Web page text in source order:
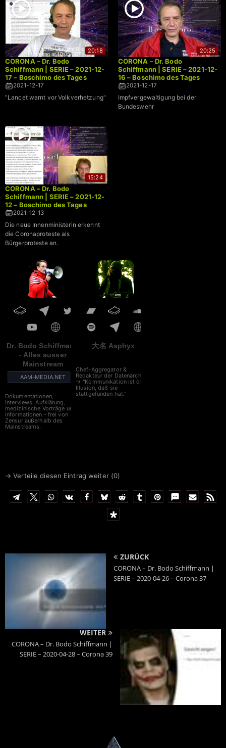
20:18
CORONA – Dr. Bodo
Schiffmann | SERIE – 2021-12-
17 – Boschimo des Tages
2021-12-17
"Lancet warnt vor Volkverhetzung"
20:25
CORONA – Dr. Bodo
Schiffmann | SERIE – 2021-12-
16 – Boschimo des Tages
2021-12-17
Impfvergewaltigung bei der
Bundeswehr
15:24
CORONA – Dr. Bodo
Schiffmann | SERIE – 2021-12-
12 – Boschimo des Tages
2021-12-13
Die neue Innenministerin erkennt
die Coronaproteste als
Bürgerproteste an.
Dr. Bodo Schiffmann
- Alles ausser
Mainstream
AAM-MEDIA.NET
Dokumentationen,
Interviews, Aufklärung,
medizinische Vorträge und
Informationen - frei von
Zensur außerhalb des
Mainstreams.
大名 Asphyx
Chef-Aggregator &
Redakteur der Datenarche
→ "Kommunikation ist die
Illusion, daß sie
stattgefunden hat."
→ Verteile diesen Eintrag weiter (0)
ZURÜCK
CORONA – Dr. Bodo Schiffmann |
SERIE – 2020-04-26 – Corona 37
WEITER
CORONA – Dr. Bodo Schiffmann |
SERIE – 2020-04-28 – Corona 39